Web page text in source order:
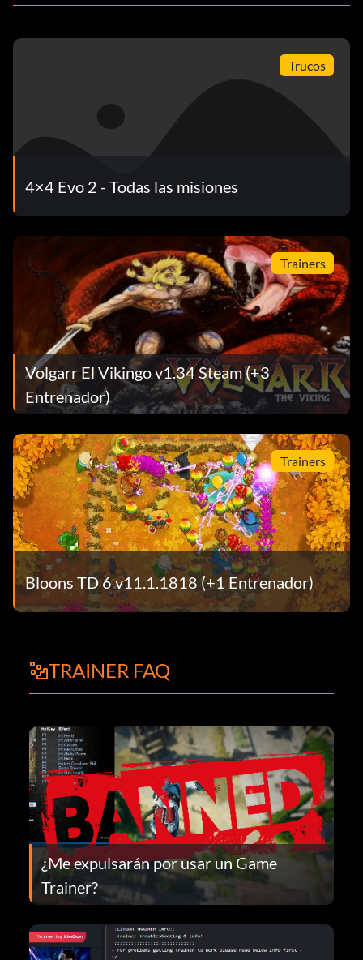
Trucos
4×4 Evo 2 - Todas las misiones
Trainers
Volgarr El Vikingo v1.34 Steam (+3
Entrenador)
Trainers
Bloons TD 6 v11.1.1818 (+1 Entrenador)
TRAINER FAQ
¿Me expulsarán por usar un Game
Trainer?